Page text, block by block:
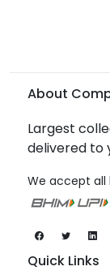
About
Largest
delivered to
We accept all
Quick Links